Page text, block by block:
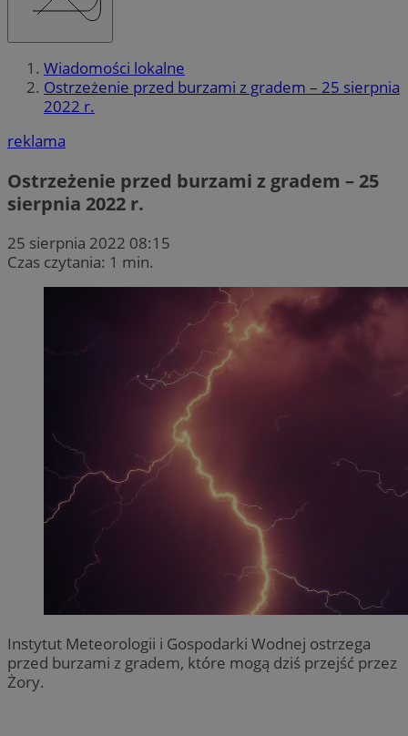
Wiadomości lokalne
Ostrzeżenie przed burzami z gradem – 25 sierpnia
2022 r.
reklama
Ostrzeżenie przed burzami z gradem – 25
sierpnia 2022 r.
25 sierpnia 2022 08:15
Czas czytania: 1 min.
Instytut Meteorologii i Gospodarki Wodnej ostrzega
przed burzami z gradem, które mogą dziś przejść przez
Żory.